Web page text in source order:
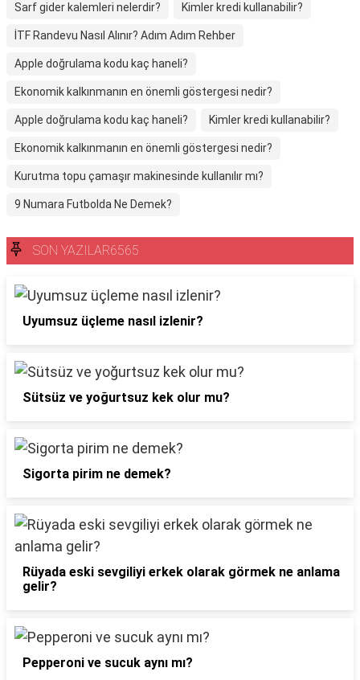
Sarf gider kalemleri nelerdir? Kimler kredi kullanabilir?
İTF Randevu Nasıl Alınır? Adım Adım Rehber
Apple doğrulama kodu kaç haneli?
Ekonomik kalkınmanın en önemli göstergesi nedir?
Apple doğrulama kodu kaç haneli? Kimler kredi kullanabilir?
Ekonomik kalkınmanın en önemli göstergesi nedir?
Kurutma topu çamaşır makinesinde kullanılır mı?
9 Numara Futbolda Ne Demek?
SON YAZILAR6565
Uyumsuz üçleme nasıl izlenir?
Sütsüz ve yoğurtsuz kek olur mu?
Sigorta pirim ne demek?
Rüyada eski sevgiliyi erkek olarak görmek ne anlama
gelir?
Pepperoni ve sucuk aynı mı?